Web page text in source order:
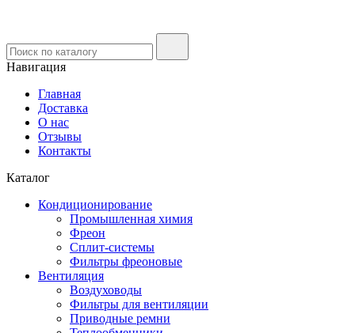
Навигация
Главная
Доставка
О нас
Отзывы
Контакты
Каталог
Кондиционирование
Промышленная химия
Фреон
Сплит-системы
Фильтры фреоновые
Вентиляция
Воздуховоды
Фильтры для вентиляции
Приводные ремни